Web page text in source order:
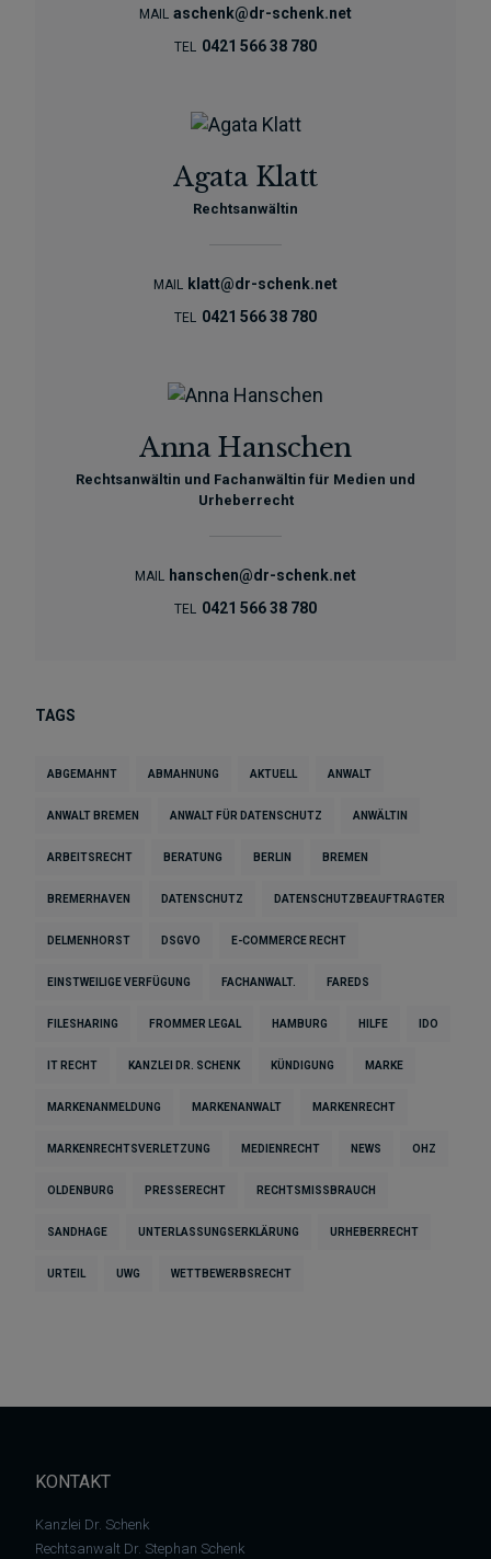
MAIL aschenk@dr-schenk.net
TEL 0421 566 38 780
Agata Klatt
Rechtsanwältin
MAIL klatt@dr-schenk.net
TEL 0421 566 38 780
Anna Hanschen
Rechtsanwältin und Fachanwältin für Medien und
Urheberrecht
MAIL hanschen@dr-schenk.net
TEL 0421 566 38 780
TAGS
ABGEMAHNT ABMAHNUNG AKTUELL ANWALT
ANWALT BREMEN ANWALT FÜR DATENSCHUTZ ANWÄLTIN
ARBEITSRECHT BERATUNG BERLIN BREMEN
BREMERHAVEN DATENSCHUTZ DATENSCHUTZBEAUFTRAGTER
DELMENHORST DSGVO E-COMMERCE RECHT
EINSTWEILIGE VERFÜGUNG FACHANWALT. FAREDS
FILESHARING FROMMER LEGAL HAMBURG HILFE IDO
IT RECHT KANZLEI DR. SCHENK KÜNDIGUNG MARKE
MARKENANMELDUNG MARKENANWALT MARKENRECHT
MARKENRECHTSVERLETZUNG MEDIENRECHT NEWS OHZ
OLDENBURG PRESSERECHT RECHTSMISSBRAUCH
SANDHAGE UNTERLASSUNGSERKLÄRUNG URHEBERRECHT
URTEIL UWG WETTBEWERBSRECHT
KONTAKT
Kanzlei Dr. Schenk
Rechtsanwalt Dr. Stephan Schenk